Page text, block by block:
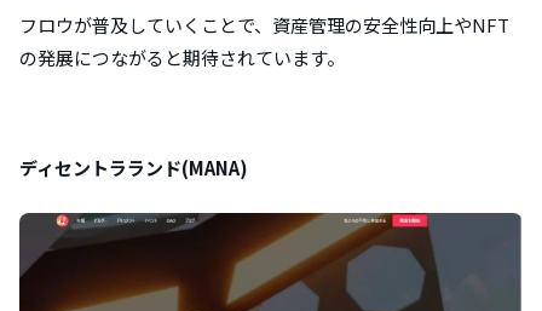
フロウが普及していくことで、資産管理の安全性向上やNFT
の発展につながると期待されています。
ディセントラランド(MANA)